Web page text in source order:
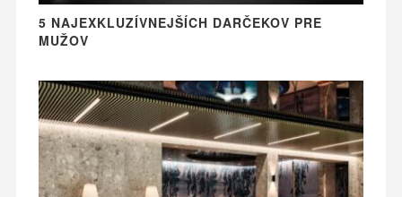
5 NAJEXKLUZÍVNEJŠÍCH DARČEKOV PRE
MUŽOV